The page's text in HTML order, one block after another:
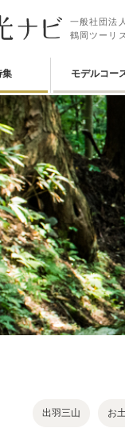
一般社団法
鶴岡ツーリ
集 モデルコー
出羽三山 お